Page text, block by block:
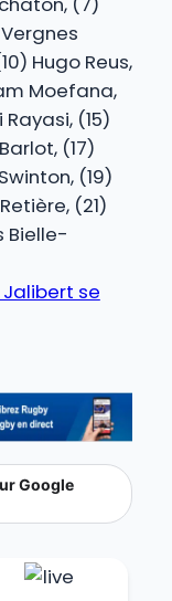
Hugo Reus,
Moefana,
(15)
(17)
(19)
(21)
Bielle-
Jalibert se
Google